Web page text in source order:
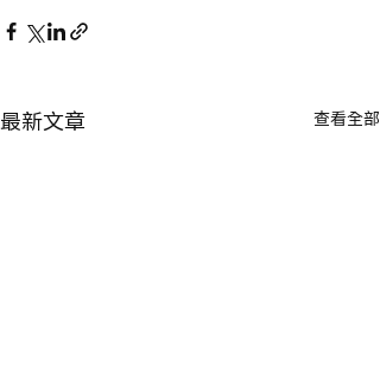
最新文章 查看全部